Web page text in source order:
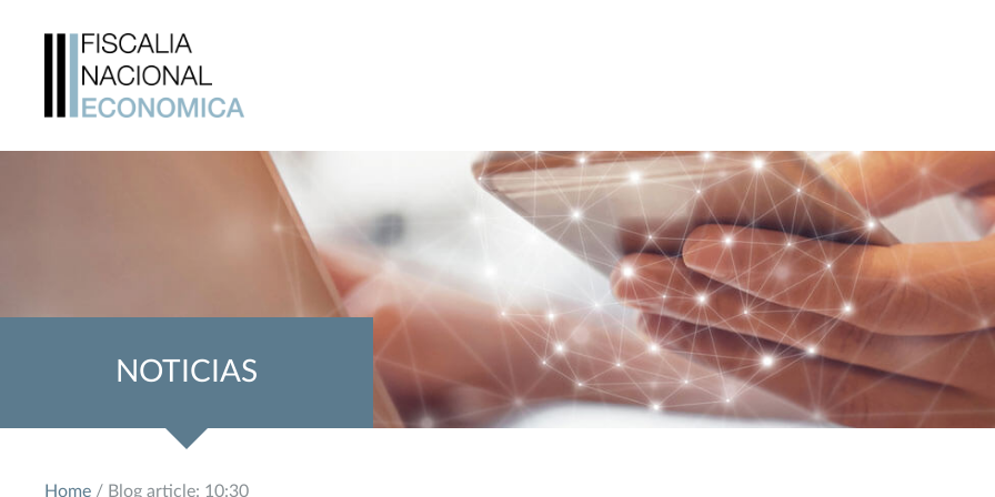
NOTICIAS
Home / Blog article: 10:30